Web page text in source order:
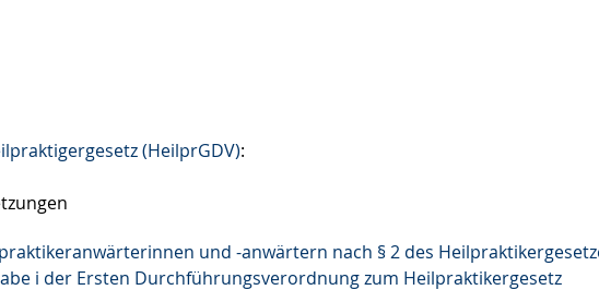
(HeilprGDV):
und -anwärtern nach § 2 des
i der Ersten Durchführungsverordnung zum Heilpraktikergesetz